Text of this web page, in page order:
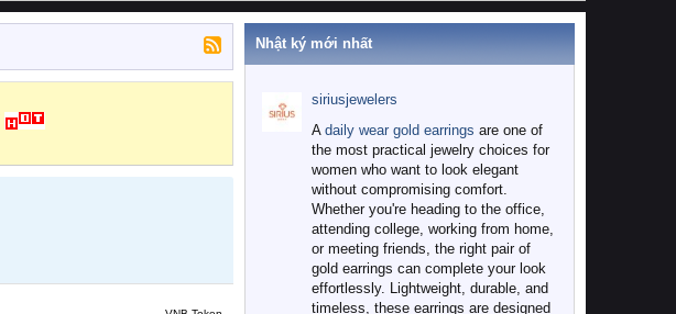
Nhật ký mới nhất
siriusjewelers
A daily wear gold earrings are one of
the most practical jewelry choices for
women who want to look elegant
without compromising comfort.
Whether you're heading to the office,
attending college, working from home,
or meeting friends, the right pair of
gold earrings can complete your look
effortlessly. Lightweight, durable, and
timeless, these earrings are designed